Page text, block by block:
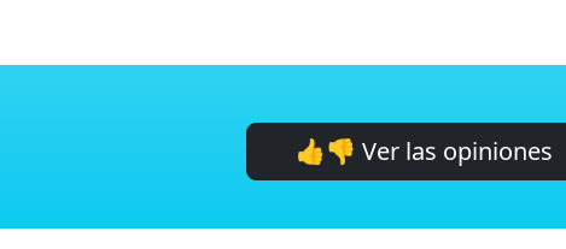
👍👎 Ver las opiniones